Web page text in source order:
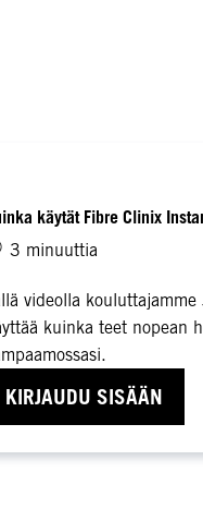
käytät Fibre Clinix
3 minuuttia
videolla
kuinka teet nopean
KIRJAUDU SISÄÄN